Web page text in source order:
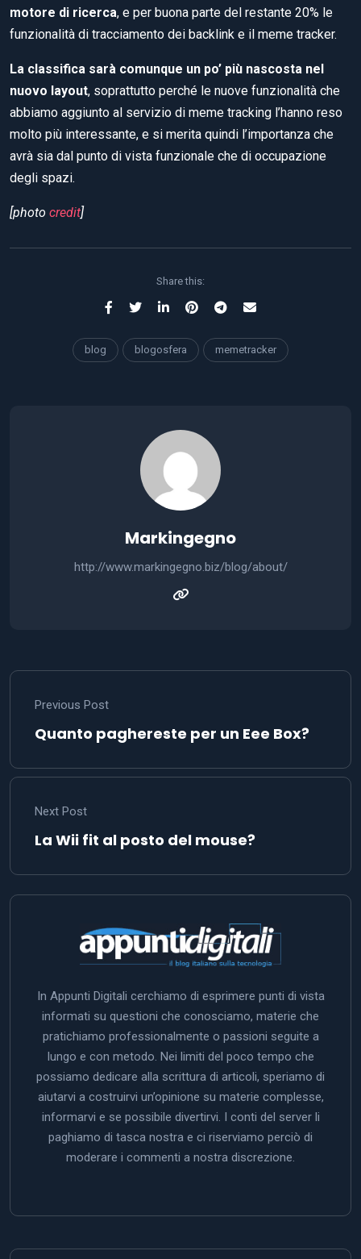
motore di ricerca, e per buona parte del restante 20% le
funzionalità di tracciamento dei backlink e il meme tracker.
La classifica sarà comunque un po’ più nascosta nel
nuovo layout, soprattutto perché le nuove funzionalità che
abbiamo aggiunto al servizio di meme tracking l’hanno reso
molto più interessante, e si merita quindi l’importanza che
avrà sia dal punto di vista funzionale che di occupazione
degli spazi.
[photo credit]
Share this:
blog blogosfera memetracker
Markingegno
http://www.markingegno.biz/blog/about/
Previous Post
Quanto paghereste per un Eee Box?
Next Post
La Wii fit al posto del mouse?
In Appunti Digitali cerchiamo di esprimere punti di vista
informati su questioni che conosciamo, materie che
pratichiamo professionalmente o passioni seguite a
lungo e con metodo. Nei limiti del poco tempo che
possiamo dedicare alla scrittura di articoli, speriamo di
aiutarvi a costruirvi un’opinione su materie complesse,
informarvi e se possibile divertirvi. I conti del server li
paghiamo di tasca nostra e ci riserviamo perciò di
moderare i commenti a nostra discrezione.